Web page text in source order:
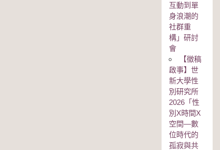
互動到單
身浪潮的
社群重
構」研討
會
【徵稿
啟事】世
新大學性
別研究所
2026「性
別Χ時間Χ
空間—數
位時代的
孤寂與共